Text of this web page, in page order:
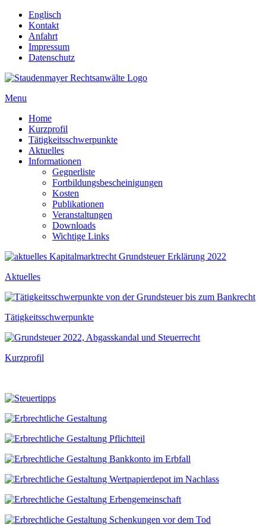
Englisch
Kontakt
Anfahrt
Impressum
Datenschutz
Menu
Home
Kurzprofil
Tätigkeitsschwerpunkte
Aktuelles
Informationen
Gegnerliste
Fortbildungsbescheinigungen
Kosten
Publikationen
Veranstaltungen
Downloads
Wichtige Links
Aktuelles
Tätigkeitsschwerpunkte
Kurzprofil